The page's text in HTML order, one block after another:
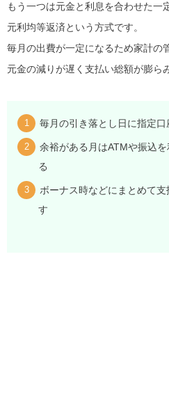
もう一つは元金と利息を合わせた一
元利均等返済という方式です。
毎月の出費が一定になるため家計の
元金の減りが遅く支払い総額が膨ら
毎月の引き落とし日に指定
余裕がある月はATMや振込
る
ボーナス時などにまとめて
す